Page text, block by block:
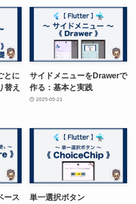
とに
替え
サイドメニューをDrawerで
作る：基本と実践
2025-05-21
ース
単一選択ボタン